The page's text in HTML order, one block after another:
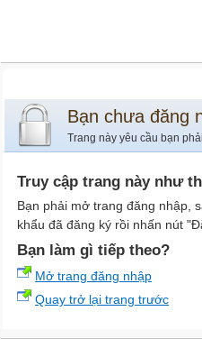
Bạn chưa đăng
Trang này yêu cầu bạn
Truy cập trang này như
Bạn phải mở trang đăng nhập,
khẩu đã đăng ký rồi nhấn nút
Bạn làm gì tiếp theo?
Mở trang đăng nhập
Quay trở lại trang trước